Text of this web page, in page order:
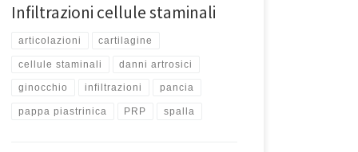
Infiltrazioni cellule staminali
articolazioni cartilagine
cellule staminali danni artrosici
ginocchio infiltrazioni pancia
pappa piastrinica PRP spalla